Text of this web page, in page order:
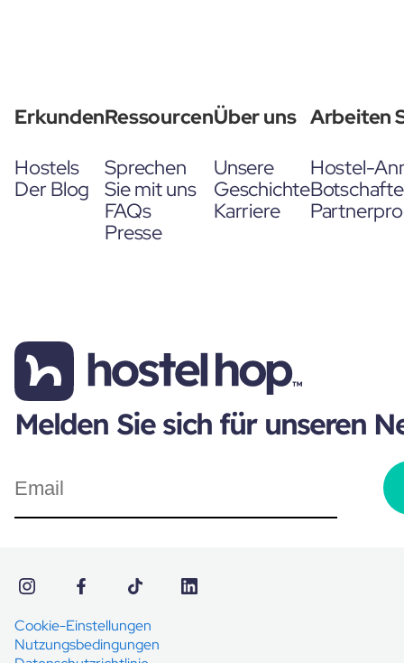
Erkunden
Hostels
Der Blog
Ressourcen
Sprechen
Sie mit uns
FAQs
Presse
Über uns
Unsere
Geschichte
Karriere
Arbeiten
Hostel-
Melden Sie sich für unseren
Cookie-Einstellungen
Nutzungsbedingungen